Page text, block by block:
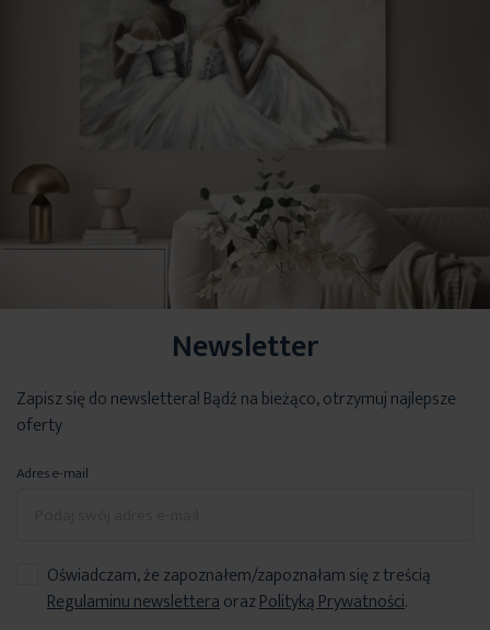
Newsletter
Zapisz się do newslettera! Bądź na bieżąco, otrzymuj najlepsze
oferty
Adres e-mail
Oświadczam, że zapoznałem/zapoznałam się z treścią
Regulaminu newsletteraorazPolityką Prywatności.